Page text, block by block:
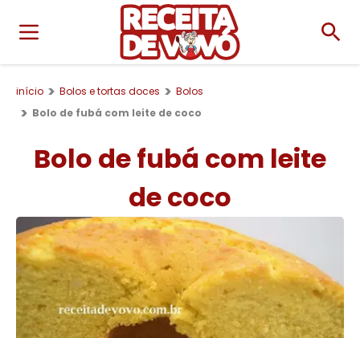
início Bolos e tortas doces
Bolos
Bolo de fubá com leite de coco
Bolo de fubá com leite
de coco